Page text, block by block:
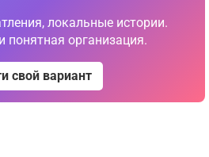
локальные истории.
понятная организация.
свой вариант